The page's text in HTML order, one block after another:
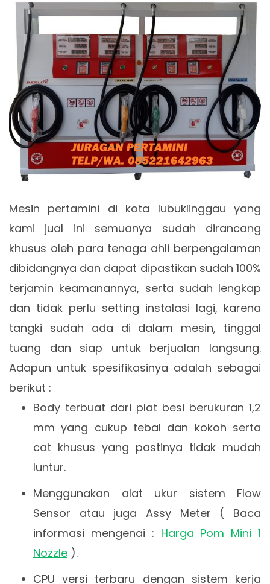
Mesin pertamini di kota lubuklinggau yang
kami jual ini semuanya sudah dirancang
khusus oleh para tenaga ahli berpengalaman
dibidangnya dan dapat dipastikan sudah 100%
terjamin keamanannya, serta sudah lengkap
dan tidak perlu setting instalasi lagi, karena
tangki sudah ada di dalam mesin, tinggal
tuang dan siap untuk berjualan langsung.
Adapun untuk spesifikasinya adalah sebagai
berikut :
Body terbuat dari plat besi berukuran 1,2
mm yang cukup tebal dan kokoh serta
cat khusus yang pastinya tidak mudah
luntur.
Menggunakan alat ukur sistem Flow
Sensor atau juga Assy Meter ( Baca
informasi mengenai : Harga Pom Mini 1
Nozzle ).
CPU versi terbaru dengan sistem kerja